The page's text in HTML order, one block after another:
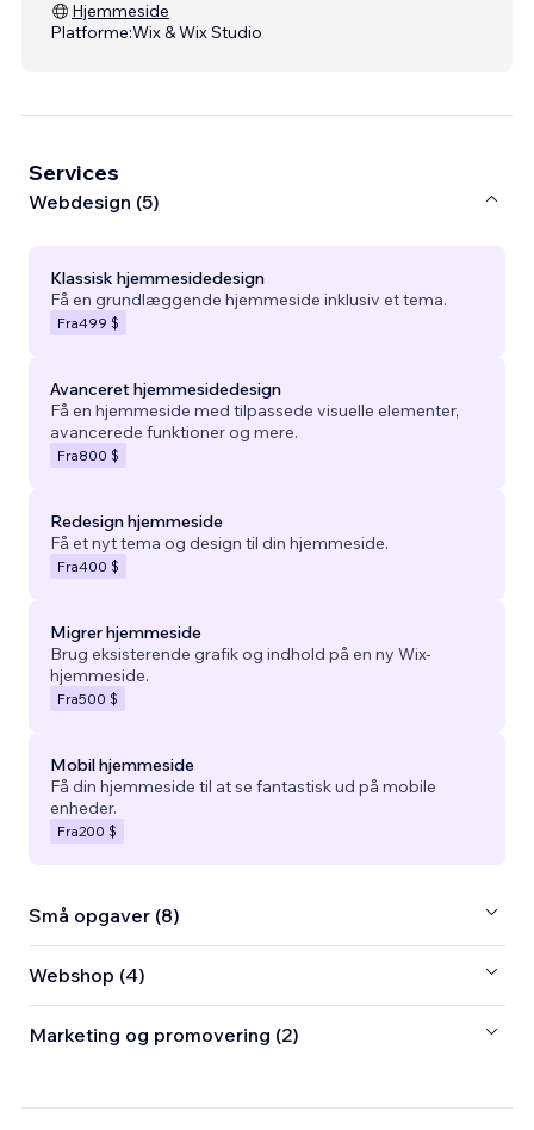
Hjemmeside
Platforme:Wix & Wix Studio
Services
Webdesign (5)
Klassisk hjemmesidedesign
Få en grundlæggende hjemmeside inklusiv et tema.
Fra499 $
Avanceret hjemmesidedesign
Få en hjemmeside med tilpassede visuelle elementer,
avancerede funktioner og mere.
Fra800 $
Redesign hjemmeside
Få et nyt tema og design til din hjemmeside.
Fra400 $
Migrer hjemmeside
Brug eksisterende grafik og indhold på en ny Wix-
hjemmeside.
Fra500 $
Mobil hjemmeside
Få din hjemmeside til at se fantastisk ud på mobile
enheder.
Fra200 $
Små opgaver (8)
Webshop (4)
Marketing og promovering (2)